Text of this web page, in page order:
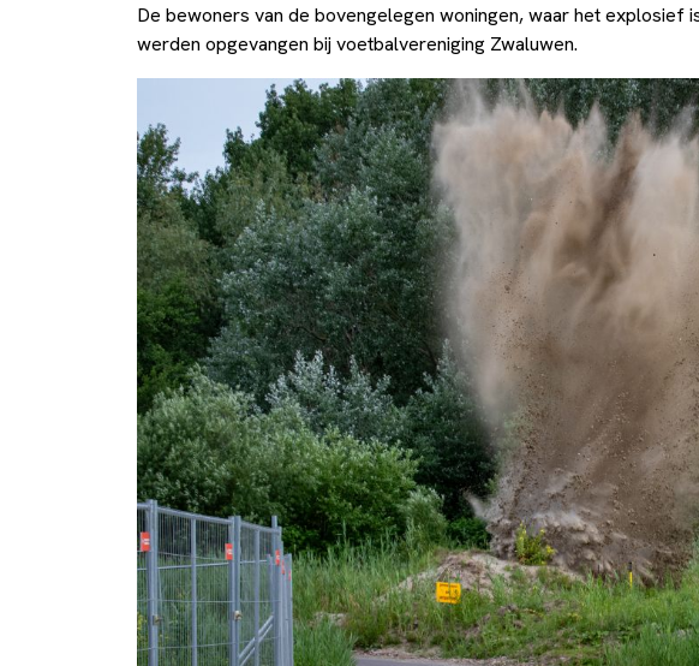
De bewoners van de bovengelegen woningen, waar het explosief
werden opgevangen bij voetbalvereniging Zwaluwen.